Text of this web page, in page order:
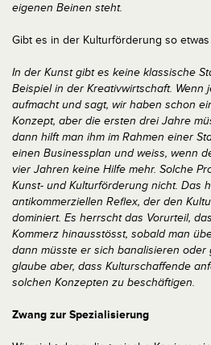
eigenen Beinen steht.
Gibt es in der Kulturförderung so etwas
In der Kunst gibt es keine klassische
Beispiel in der Kreativwirtschaft. Wenn
aufmacht und sagt, wir haben schon
Konzept, aber die ersten drei Jahre
dann hilft man ihm im Rahmen einer
einen Businessplan und weiss, wenn
vier Jahren keine Hilfe mehr. Solche
Kunst- und Kulturförderung nicht. Das
antikommerziellen Reflex, der den
dominiert. Es herrscht das Vorurteil,
Kommerz hinausstösst, sobald man
dann müsste er sich banalisieren oder
glaube aber, dass Kulturschaffende
solchen Konzepten zu beschäftigen.
Zwang zur Spezialisierung